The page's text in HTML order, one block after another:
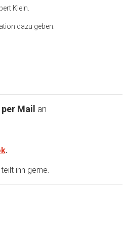
Klein.
dazu geben.
per Mail an
.
ihn gerne.